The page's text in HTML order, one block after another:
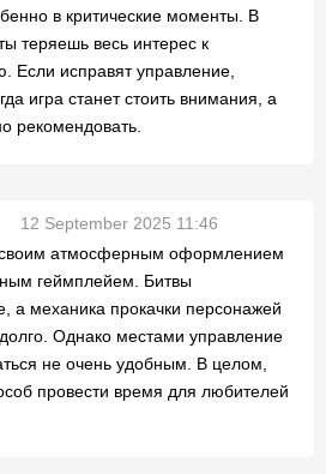
в критические моменты. В
теряешь весь интерес к
Если исправят управление,
игра станет стоить внимания, а
рекомендовать.
12 September 2025 11:46
своим атмосферным оформлением
геймплейем. Битвы
а механика прокачки персонажей
Однако местами управление
не очень удобным. В целом,
провести время для любителей